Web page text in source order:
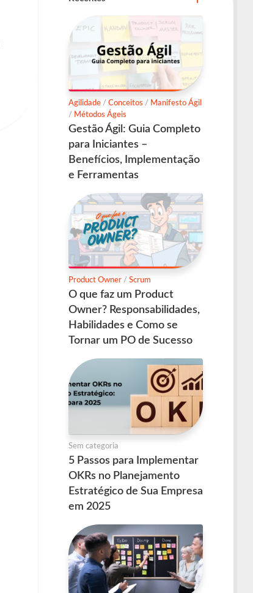
Agilidade / Conceitos / Manifesto Ágil
/ Métodos Ágeis
Gestão Ágil: Guia Completo
para Iniciantes –
Benefícios, Implementação
e Ferramentas
Product Owner / Scrum
O que faz um Product
Owner? Responsabilidades,
Habilidades e Como se
Tornar um PO de Sucesso
Sem categoria
5 Passos para Implementar
OKRs no Planejamento
Estratégico de Sua Empresa
em 2025